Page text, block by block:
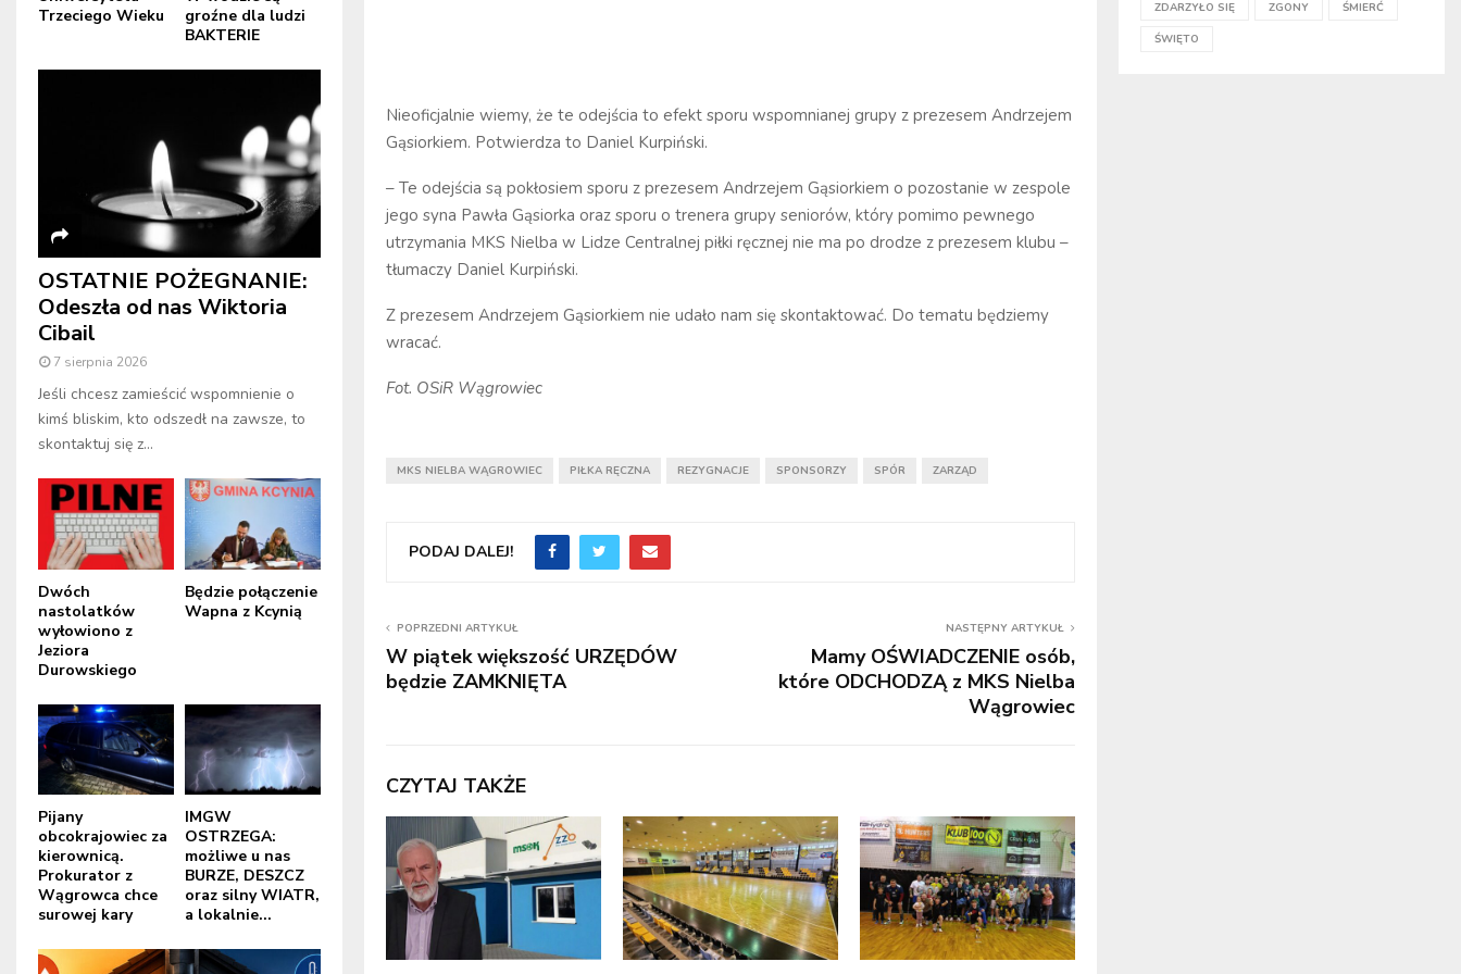
Nieoficjalnie wiemy, że te odejścia to efekt sporu wspomnianej grupy z prezesem Andrzejem
Gąsiorkiem. Potwierdza to Daniel Kurpiński.
– Te odejścia są pokłosiem sporu z prezesem Andrzejem Gąsiorkiem o pozostanie w zespole
jego syna Pawła Gąsiorka oraz sporu o trenera grupy seniorów, który pomimo pewnego
utrzymania MKS Nielba w Lidze Centralnej piłki ręcznej nie ma po drodze z prezesem klubu –
tłumaczy Daniel Kurpiński.
Z prezesem Andrzejem Gąsiorkiem nie udało nam się skontaktować. Do tematu będziemy
wracać.
Fot. OSiR Wągrowiec
MKS NIELBA WĄGROWIEC PIŁKA RĘCZNA REZYGNACJE SPONSORZY SPÓR ZARZĄD
PODAJ DALEJ!
POPRZEDNI ARTYKUŁ
W piątek większość URZĘDÓW
będzie ZAMKNIĘTA
NASTĘPNY ARTYKUŁ
Mamy OŚWIADCZENIE osób,
które ODCHODZĄ z MKS Nielba
Wągrowiec
CZYTAJ TAKŻE
Trzeciego Wieku
groźne dla ludzi
BAKTERIE
OSTATNIE POŻEGNANIE:
Odeszła od nas Wiktoria
Cibail
7 sierpnia 2026
Jeśli chcesz zamieścić wspomnienie o
kimś bliskim, kto odszedł na zawsze, to
skontaktuj się z...
Dwóch
nastolatków
wyłowiono z
Jeziora
Durowskiego
Będzie połączenie
Wapna z Kcynią
Pijany
obcokrajowiec za
kierownicą.
Prokurator z
Wągrowca chce
surowej kary
IMGW
OSTRZEGA:
możliwe u nas
BURZE, DESZCZ
oraz silny WIATR,
a lokalnie...
ZDARZYŁO SIĘ ZGONY ŚMIERĆ
ŚWIĘTO